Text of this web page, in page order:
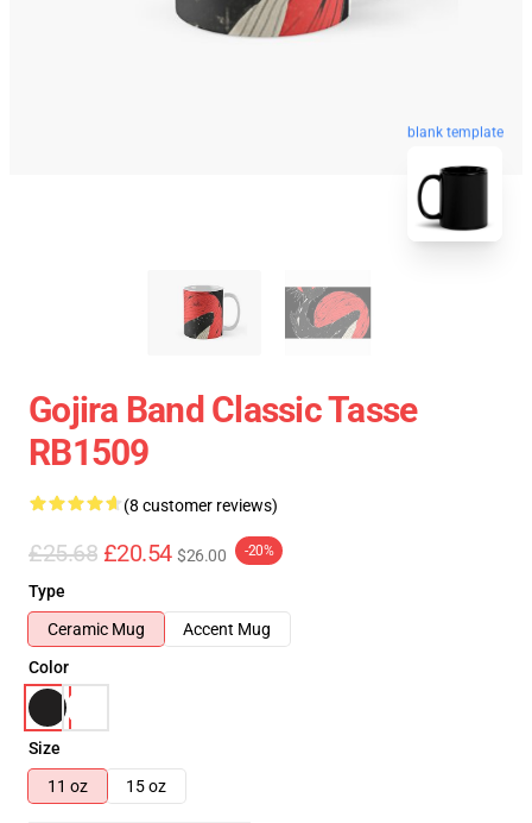
blank template
Gojira Band Classic Tasse
RB1509
(8 customer reviews)
£25.68 £20.54 $26.00 -20%
Type
Ceramic Mug
Accent Mug
Color
Size
11 oz
15 oz